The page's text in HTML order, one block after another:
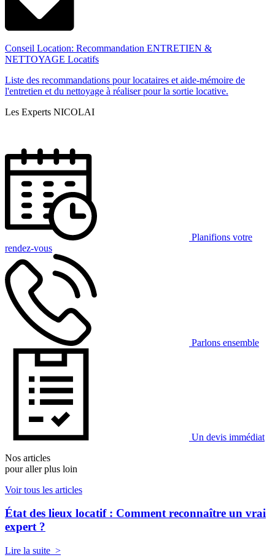
Conseil Location: Recommandation ENTRETIEN &
NETTOYAGE Locatifs
Liste des recommandations pour locataires et aide-mémoire de
l'entretien et du nettoyage à réaliser pour la sortie locative.
Les Experts NICOLAI
Planifions votre
rendez-vous
Parlons ensemble
Un devis immédiat
Nos articles
pour aller plus loin
Voir tous les articles
État des lieux locatif : Comment reconnaître un vrai
expert ?
Lire la suite >